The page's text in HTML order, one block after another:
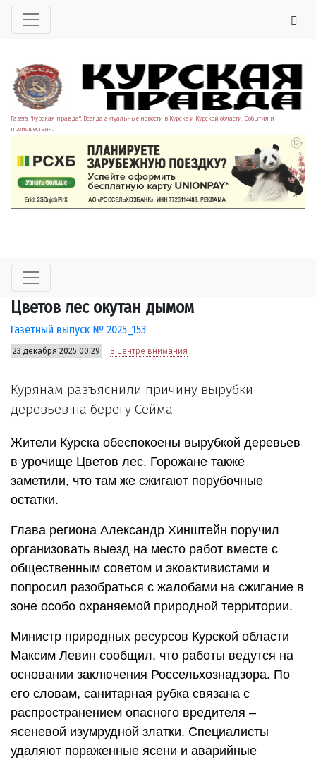
Газета "Курская правда". Всегда актуальные новости в Курске и Курской области. События и
происшествия.
Цветов лес окутан дымом
Газетный выпуск № 2025_153
23 декабря 2025 00:29 В центре внимания
Курянам разъяснили причину вырубки
деревьев на берегу Сейма
Жители Курска обеспокоены вырубкой деревьев
в урочище Цветов лес. Горожане также
заметили, что там же сжигают порубочные
остатки.
Глава региона Александр Хинштейн поручил
организовать выезд на место работ вместе с
общественным советом и экоактивистами и
попросил разобраться с жалобами на сжигание в
зоне особо охраняемой природной территории.
Министр природных ресурсов Курской области
Максим Левин сообщил, что работы ведутся на
основании заключения Россельхознадзора. По
его словам, санитарная рубка связана с
распространением опасного вредителя –
ясеневой изумрудной златки. Специалисты
удаляют пораженные ясени и аварийные